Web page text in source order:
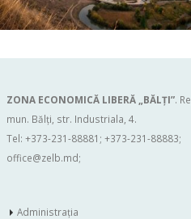
ZONA ECONOMICĂ LIBERĂ „BĂLŢI”.
mun. Bălți, str. Industriala, 4.
Tel: +373-231-88881; +373-231-88883;
office@zelb.md;
Administraţia